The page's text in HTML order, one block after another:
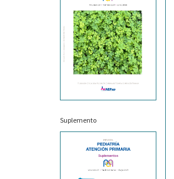
Suplemento